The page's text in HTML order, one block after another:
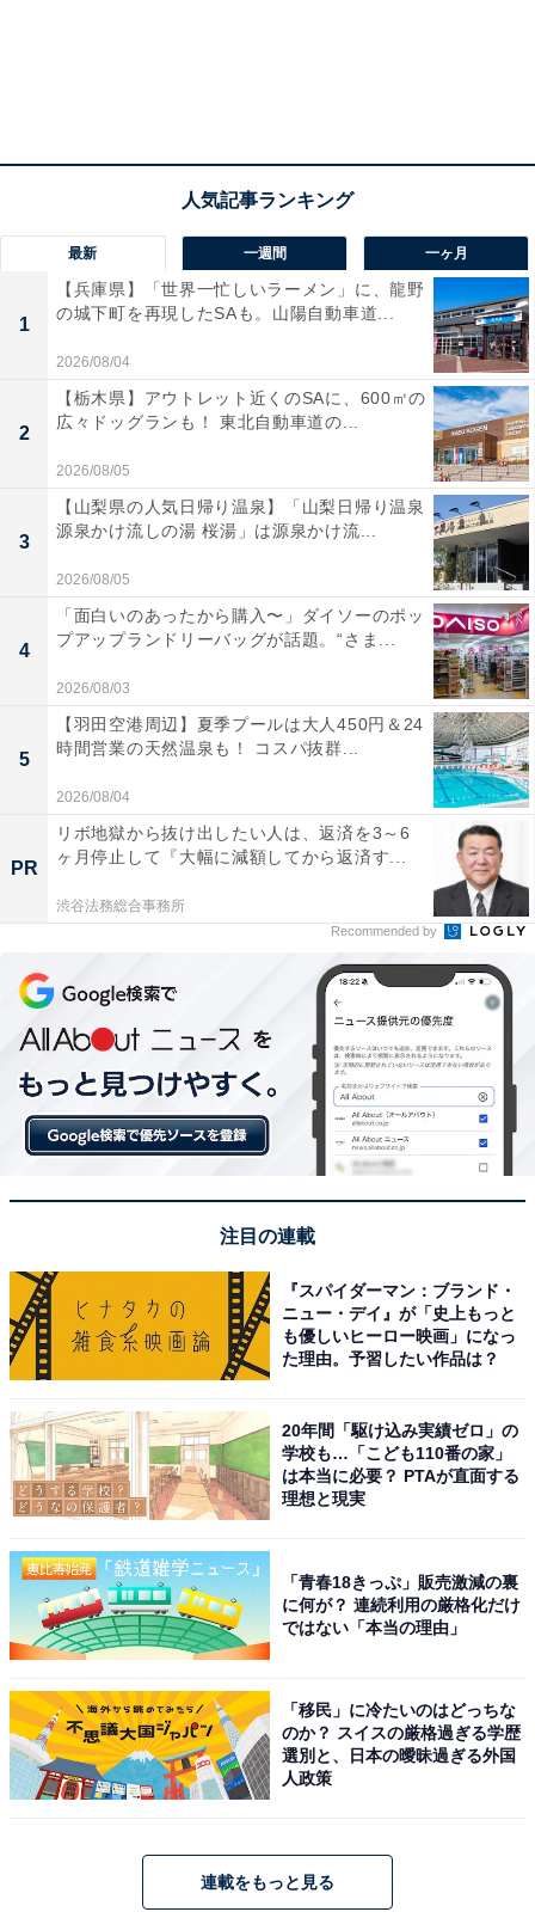
エクセルシオール カフェ×クレパス(R) オリジナルバッグ
『オリジナルバッグ』は、約幅300×高さ200×マチ
120mmの大きさで、手帳やA4サイズの書類、折り畳み
傘、500mlのペットボトルも入る、使い勝手ばっちりな
サイズ感です。外側と内側に2つずつのポケット、内側
には2つの仕切りがあり、マチも広いので、整理整頓し
やすくなっています。
■ エクセルシオール カフェ×クレパス(R) オリジナル
ポーチ
エクセルシオール カフェ×クレパス(R) オリジナルポーチ
『オリジナルポーチ』は、約幅210×高さ130×厚さ30mm
とメイクブラシなどの長い小物も入れられる縦長型。ラ
ウンドファスナーで大きく開くので、中身が取り出しや
すくなっています。
■ エクセルシオール カフェ×クレパス(R) オリジナル
巾着袋
エクセルシオール カフェ×クレパス(R) オリジナル巾着袋
『オリジナル巾着袋』は、約幅200×高さ260mmの大き
最新 一週間 一ヶ月
1
【兵庫県】「世界一忙しいラーメン」に、龍野
の城下町を再現したSAも。山陽自動車道...
2026/08/04
2
【栃木県】アウトレット近くのSAに、600㎡の
広々ドッグランも！ 東北自動車道の...
2026/08/05
3
【山梨県の人気日帰り温泉】「山梨日帰り温泉
源泉かけ流しの湯 桜湯」は源泉かけ流...
2026/08/05
4
「面白いのあったから購入〜」ダイソーのポッ
プアップランドリーバッグが話題。“さま...
2026/08/03
5
【羽田空港周辺】夏季プールは大人450円＆24
時間営業の天然温泉も！ コスパ抜群...
2026/08/04
PR
リボ地獄から抜け出したい人は、返済を3～6
ヶ月停止して『大幅に減額してから返済す...
渋谷法務総合事務所
Recommended by
注目の連載
『スパイダーマン：ブランド・
ニュー・デイ』が「史上もっと
も優しいヒーロー映画」になっ
た理由。予習したい作品は？
20年間「駆け込み実績ゼロ」の
学校も…「こども110番の家」
は本当に必要？ PTAが直面する
理想と現実
「青春18きっぷ」販売激減の裏
に何が？ 連続利用の厳格化だけ
ではない「本当の理由」
「移民」に冷たいのはどっちな
のか？ スイスの厳格過ぎる学歴
選別と、日本の曖昧過ぎる外国
人政策
連載をもっと見る